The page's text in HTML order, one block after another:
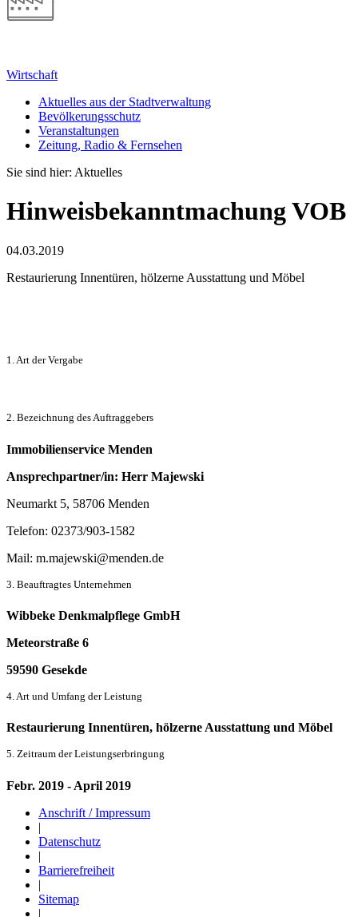
Wirtschaft
Aktuelles aus der Stadtverwaltung
Bevölkerungsschutz
Veranstaltungen
Zeitung, Radio & Fernsehen
Sie sind hier: Aktuelles
Hinweisbekanntmachung VOB
04.03.2019
Restaurierung Innentüren, hölzerne Ausstattung und Möbel
1. Art der Vergabe
2. Bezeichnung des Auftraggebers
Immobilienservice Menden
Ansprechpartner/in: Herr Majewski
Neumarkt 5, 58706 Menden
Telefon: 02373/903-1582
Mail: m.majewski@menden.de
3. Beauftragtes Unternehmen
Wibbeke Denkmalpflege GmbH
Meteorstraße 6
59590 Gesekde
4. Art und Umfang der Leistung
Restaurierung Innentüren, hölzerne Ausstattung und Möbel
5. Zeitraum der Leistungserbringung
Febr. 2019 - April 2019
Anschrift / Impressum
|
Datenschutz
|
Barrierefreiheit
|
Sitemap
|